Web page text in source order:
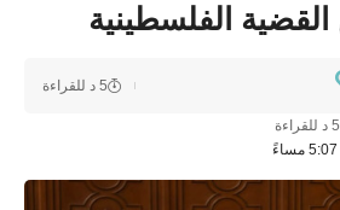
الفلسطينية
5 د للقراءة
5 د للقراءة